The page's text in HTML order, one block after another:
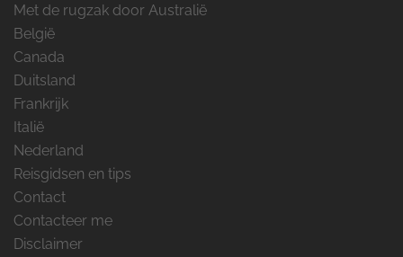
Met de rugzak door Australië
België
Canada
Duitsland
Frankrijk
Italië
Nederland
Reisgidsen en tips
Contact
Contacteer me
Disclaimer